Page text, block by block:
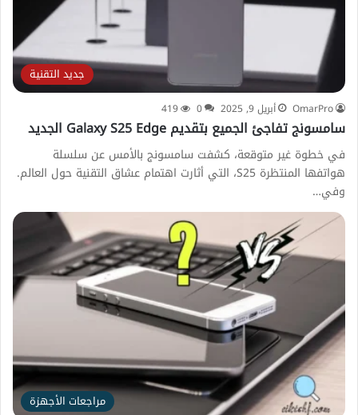
جديد التقنية
OmarPro أبريل 9, 2025 0
419
سامسونج تفاجئ الجميع بتقديم Galaxy S25 Edge الجديد
في خطوة غير متوقعة، كشفت سامسونج بالأمس عن سلسلة
هواتفها المنتظرة S25، التي أثارت اهتمام عشاق التقنية حول العالم.
وفي…
مراجعات الأجهزة